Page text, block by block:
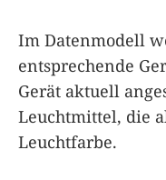
Im Datenmodell
entsprechende
Gerät aktuell
Leuchtmittel, die
Leuchtfarbe.